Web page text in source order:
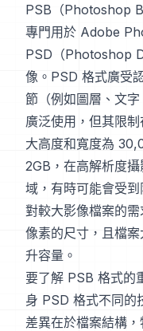
PSB（Photoshop
專門用於 Adobe
PSD（Photoshop
像。PSD 格式廣受
節（例如圖層、文
廣泛使用，但其限
大高度和寬度為
2GB，在高解析度
域，有時可能會受
對較大影像檔案的
像素的尺寸，且檔
升容量。
要了解 PSB 格式的
身 PSD 格式不同的
差異在於檔案結構